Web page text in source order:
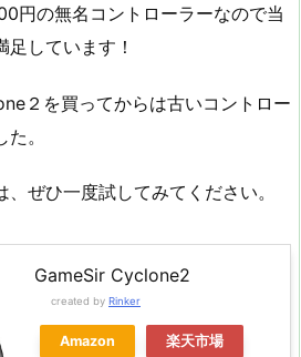
円の無名コントローラーなので当
しています！
２を買ってからは古いコントロー
。
ぜひ一度試してみてください。
GameSir Cyclone2
created by Rinker
Amazon 楽天市場